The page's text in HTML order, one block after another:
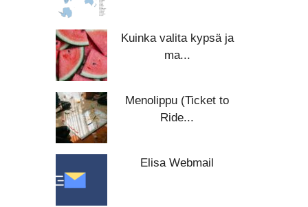
Kuinka valita kypsä ja
ma...
Menolippu (Ticket to
Ride...
Elisa Webmail